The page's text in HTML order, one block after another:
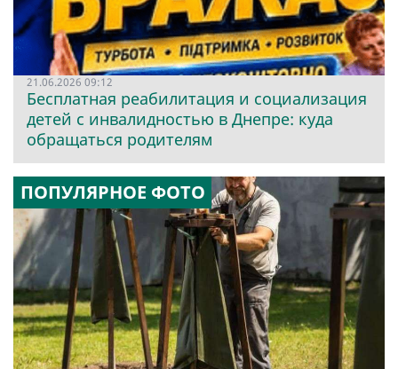
21.06.2026 09:12
Бесплатная реабилитация и социализация
детей с инвалидностью в Днепре: куда
обращаться родителям
ПОПУЛЯРНОЕ ФОТО